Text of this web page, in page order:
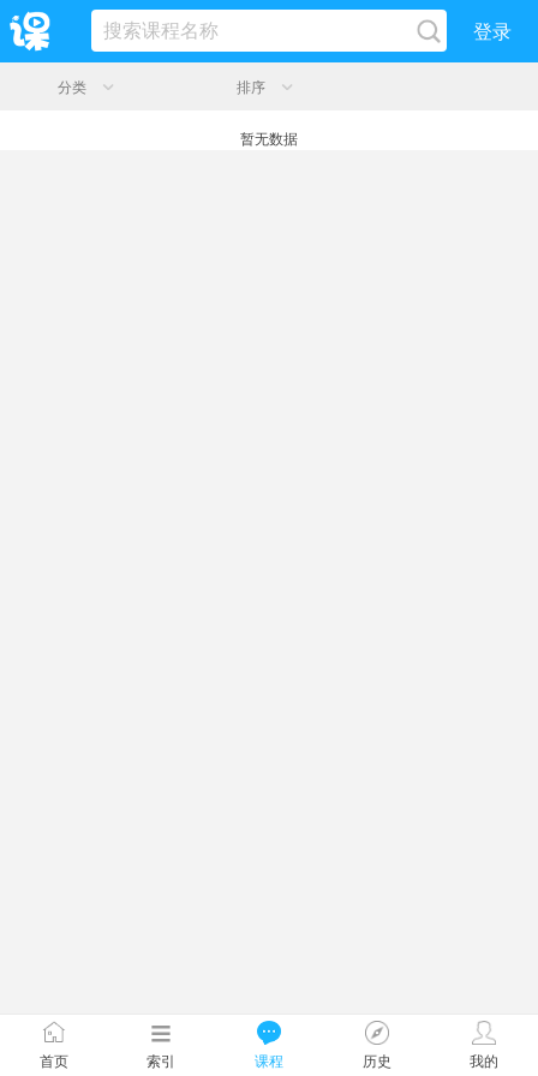
登录
分类 排序
暂无数据
首页 索引 课程 历史 我的